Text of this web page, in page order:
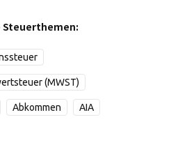
(MWST)
Abkommen AIA